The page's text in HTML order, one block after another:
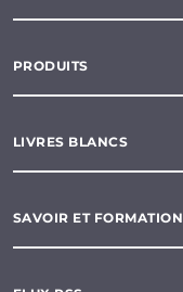
PRODUITS
LIVRES BLANCS
SAVOIR ET FORMATION